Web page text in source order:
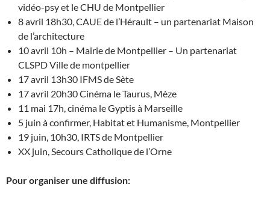
vidéo-psy et le CHU de Montpellier
8 avril 18h30, CAUE de l’Hérault – un partenariat Maison
de l’architecture
10 avril 10h – Mairie de Montpellier – Un partenariat
CLSPD Ville de montpellier
17 avril 13h30 IFMS de Sète
17 avril 20h30 Cinéma le Taurus, Mèze
11 mai 17h, cinéma le Gyptis à Marseille
5 juin à confirmer, Habitat et Humanisme, Montpellier
19 juin, 10h30, IRTS de Montpellier
XX juin, Secours Catholique de l’Orne
Pour organiser une diffusion: